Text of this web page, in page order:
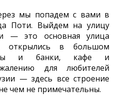
мы попадем с вами в
Поти. Выйдем на улицу
— это основная улица
открылись в большом
и банки, кафе и
для любителей
— здесь все строение
чем не примечательны.